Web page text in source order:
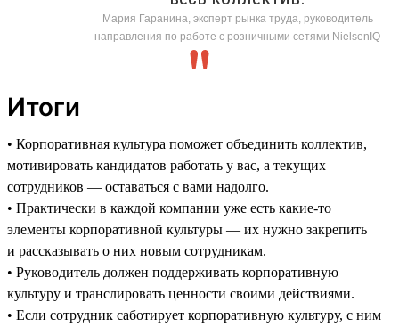
Мария Гаранина, эксперт рынка труда, руководитель
направления по работе с розничными сетями NielsenIQ
Итоги
• Корпоративная культура поможет объединить коллектив,
мотивировать кандидатов работать у вас, а текущих
сотрудников — оставаться с вами надолго.
• Практически в каждой компании уже есть какие-то
элементы корпоративной культуры — их нужно закрепить
и рассказывать о них новым сотрудникам.
• Руководитель должен поддерживать корпоративную
культуру и транслировать ценности своими действиями.
• Если сотрудник саботирует корпоративную культуру, с ним